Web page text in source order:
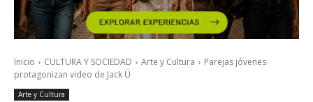
Inicio CULTURA Y SOCIEDAD Arte y Cultura
Parejas jóvenes
protagonizan video de Jack Ü
Arte y Cultura